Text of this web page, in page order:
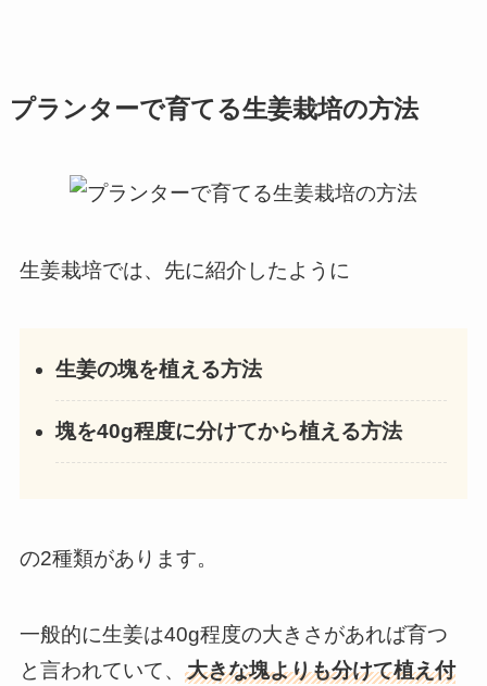
プランターで育てる生姜栽培の方法
生姜栽培では、先に紹介したように
生姜の塊を植える方法
塊を40g程度に分けてから植える方法
の2種類があります。
一般的に生姜は40g程度の大きさがあれば育つ
と言われていて、 大きな塊よりも分けて植え付